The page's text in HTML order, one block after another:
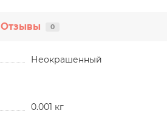
Отзывы 0
Неокрашенный
0.001 кг